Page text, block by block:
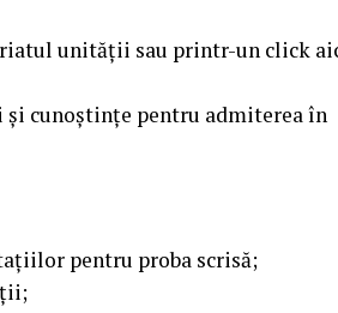
unității sau printr-un click
și cunoștințe pentru admiterea în
pentru proba scrisă;